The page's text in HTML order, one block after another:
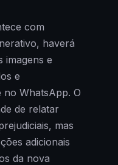
com
haverá
imagens e
e
WhatsApp. O
de relatar
mas
adicionais
da nova